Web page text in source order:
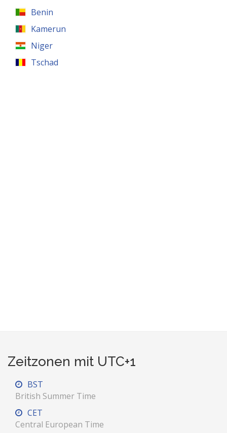
Benin
Kamerun
Niger
Tschad
Zeitzonen mit UTC+1
BST
British Summer Time
CET
Central European Time